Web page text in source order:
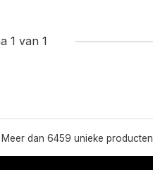
1 van 1
Meer dan 6459 unieke producten